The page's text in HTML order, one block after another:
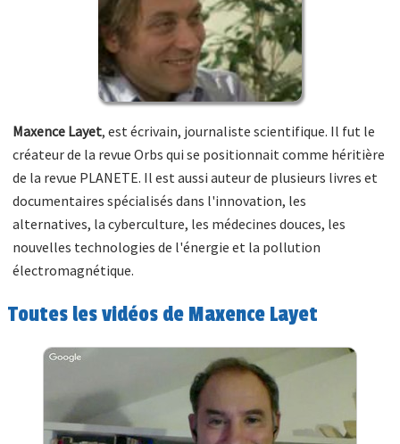
Maxence Layet, est écrivain, journaliste scientifique. Il fut le
créateur de la revue Orbs qui se positionnait comme héritière
de la revue PLANETE. Il est aussi auteur de plusieurs livres et
documentaires spécialisés dans l'innovation, les
alternatives, la cyberculture, les médecines douces, les
nouvelles technologies de l'énergie et la pollution
électromagnétique.
Toutes les vidéos de Maxence Layet